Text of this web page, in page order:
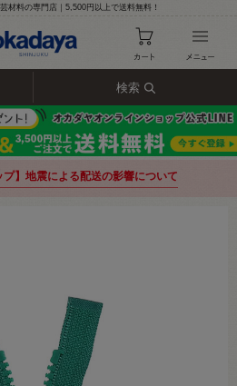
材料の専門店｜5,500円以上で送料無料！
検索
プ】地震による配送の影響について